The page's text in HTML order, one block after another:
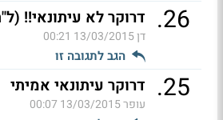
26
. דרוקר לא עיתונאי!!
דן13/03/2015 00:21
הגב לתגובה זו
25
. דרוקר עיתונאי אמיתי
עופר13/03/2015 00:07